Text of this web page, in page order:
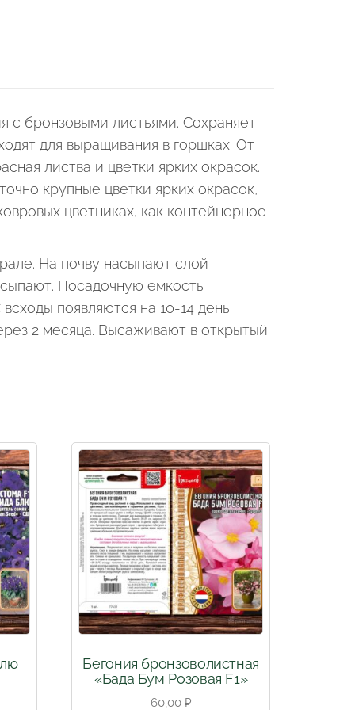
с бронзовыми листьями. Сохраняет
для выращивания в горшках. От
листва и цветки ярких окрасок.
крупные цветки ярких окрасок,
цветниках, как контейнерное
На почву насыпают слой
Посадочную емкость
появляются на 10-14 день.
2 месяца. Высаживают в открытый
Бегония бронзоволистная
«Бада Бум Розовая F1»
60,00 ₽